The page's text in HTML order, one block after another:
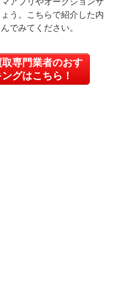
う。こちらで紹介した内
でみてください。
専門業者のおす
グはこちら！